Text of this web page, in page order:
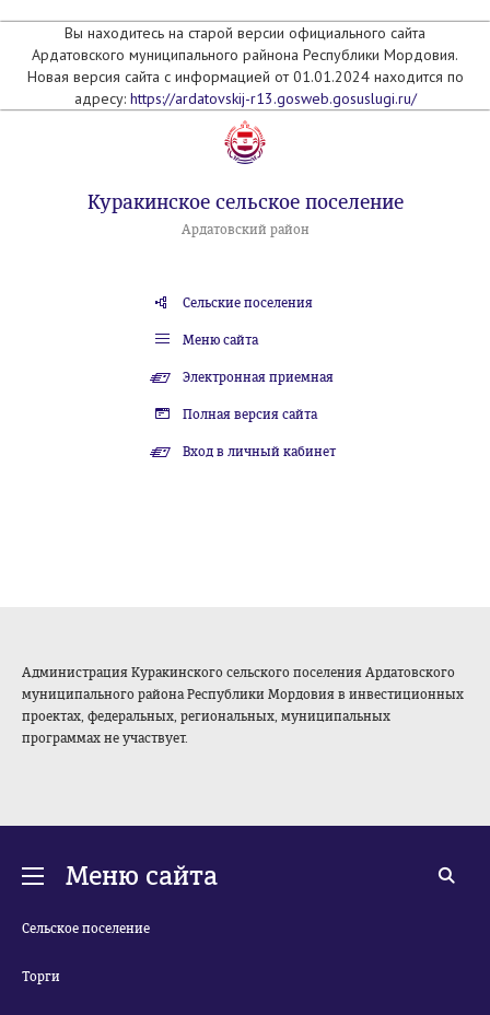
Вы находитесь на старой версии официального сайта
Ардатовского муниципального райнона Республики Мордовия.
Новая версия сайта с информацией от 01.01.2024 находится по
адресу: https://ardatovskij-r13.gosweb.gosuslugi.ru/
Куракинское сельское поселение
Ардатовский район
Сельские поселения
Меню сайта
Электронная приемная
Полная версия сайта
Вход в личный кабинет
Администрация Куракинского сельского поселения Ардатовского
муниципального района Республики Мордовия в инвестиционных
проектах, федеральных, региональных, муниципальных
программах не участвует.
Меню сайта
Сельское поселение
Торги